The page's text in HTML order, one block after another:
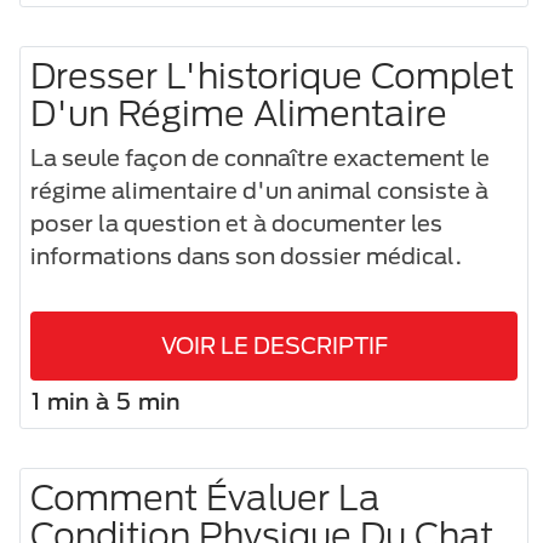
Dresser L'historique Complet
D'un Régime Alimentaire
La seule façon de connaître exactement le
régime alimentaire d'un animal consiste à
poser la question et à documenter les
informations dans son dossier médical.
VOIR LE DESCRIPTIF
1 min à 5 min
Comment Évaluer La
Condition Physique Du Chat